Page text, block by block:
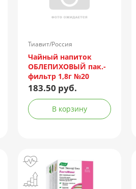
Тиавит/Россия
Чайный напиток
ОБЛЕПИХОВЫЙ пак.-
фильтр 1,8г №20
183.50 руб.
В корзину